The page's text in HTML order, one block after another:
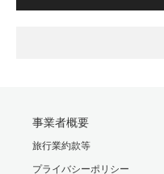
事業者概要
旅行業約款等
プライバシーポリシー